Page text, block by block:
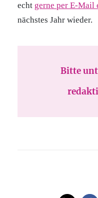
echt gerne per E-Mail
nächstes Jahr wieder.
Bitte